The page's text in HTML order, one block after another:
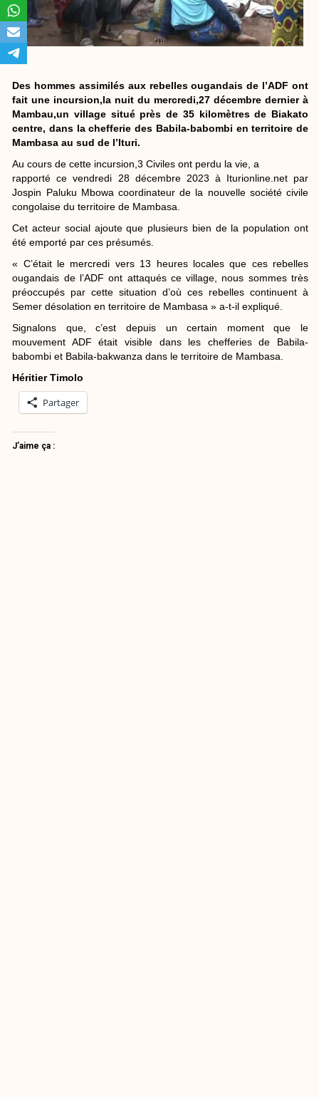
Des hommes assimilés aux rebelles ougandais de l’ADF ont
fait une incursion,la nuit du mercredi,27 décembre dernier à
Mambau,un village situé près de 35 kilomètres de Biakato
centre, dans la chefferie des Babila-babombi en territoire de
Mambasa au sud de l’Ituri.
Au cours de cette incursion,3 Civiles ont perdu la vie, a
rapporté ce vendredi 28 décembre 2023 à Iturionline.net par
Jospin Paluku Mbowa coordinateur de la nouvelle société civile
congolaise du territoire de Mambasa.
Cet acteur social ajoute que plusieurs bien de la population ont
été emporté par ces présumés.
« C’était le mercredi vers 13 heures locales que ces rebelles
ougandais de l’ADF ont attaqués ce village, nous sommes très
préoccupés par cette situation d’où ces rebelles continuent à
Semer désolation en territoire de Mambasa » a-t-il expliqué.
Signalons que, c’est depuis un certain moment que le
mouvement ADF était visible dans les chefferies de Babila-
babombi et Babila-bakwanza dans le territoire de Mambasa.
Héritier Timolo
Partager
J’aime ça :